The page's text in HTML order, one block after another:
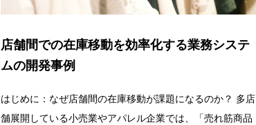
店舗間での在庫移動を効率化する業務システ
ムの開発事例
はじめに：なぜ店舗間の在庫移動が課題になるのか？ 多店
舗展開している小売業やアパレル企業では、「売れ筋商品